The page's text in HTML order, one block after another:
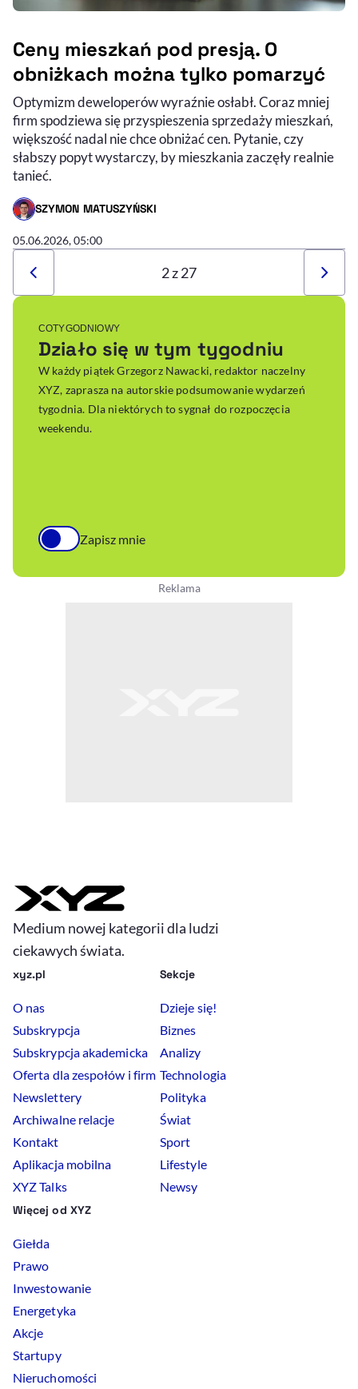
Ceny mieszkań pod presją. O
obniżkach można tylko pomarzyć
Optymizm deweloperów wyraźnie osłabł. Coraz mniej
firm spodziewa się przyspieszenia sprzedaży mieszkań,
większość nadal nie chce obniżać cen. Pytanie, czy
słabszy popyt wystarczy, by mieszkania zaczęły realnie
tanieć.
SZYMON MATUSZYŃSKI
- AUTOR ARTYKUŁU - PROFIL
05.06.2026, 05:00
2 z 27
Medium nowej kategorii dla ludzi
ciekawych świata.
xyz.pl
O nas
Subskrypcja
Subskrypcja akademicka
Oferta dla zespołów i firm
Newslettery
Archiwalne relacje
Kontakt
Aplikacja mobilna
XYZ Talks
Sekcje
Dzieje się!
Biznes
Analizy
Technologia
Polityka
Świat
Sport
Lifestyle
Newsy
Więcej od XYZ
Giełda
Prawo
Inwestowanie
Energetyka
Akcje
Startupy
Nieruchomości